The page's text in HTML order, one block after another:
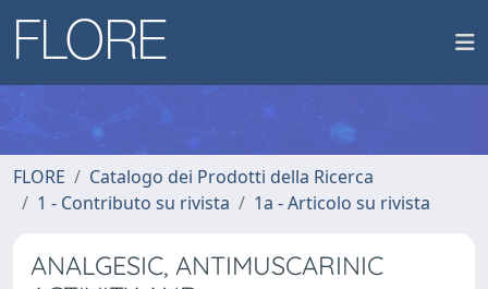
FLORE
Catalogo dei Prodotti della Ricerca
1 - Contributo su rivista
1a - Articolo su rivista
ANALGESIC, ANTIMUSCARINIC